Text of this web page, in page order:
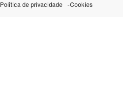
Política de privacidade Cookies